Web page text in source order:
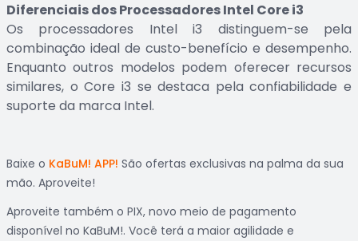
Diferenciais dos Processadores Intel Core i3
Os processadores Intel i3 distinguem-se pela
combinação ideal de custo-benefício e desempenho.
Enquanto outros modelos podem oferecer recursos
similares, o Core i3 se destaca pela confiabilidade e
suporte da marca Intel.
Baixe o KaBuM! APP! São ofertas exclusivas na palma da sua
mão. Aproveite!
Aproveite também o PIX, novo meio de pagamento
disponível no KaBuM!. Você terá a maior agilidade e